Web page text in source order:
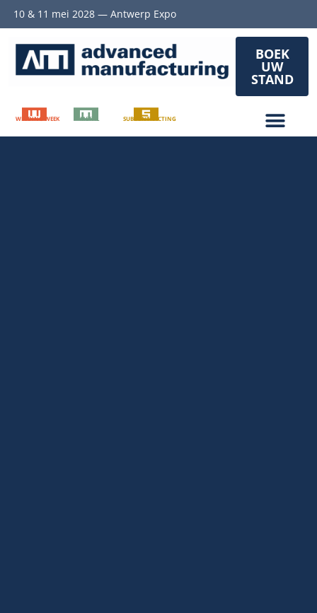
10 & 11 mei 2028 — Antwerp Expo
BOEK
UW
STAND
WELDING WEEK METAL SUBCONTRACTING